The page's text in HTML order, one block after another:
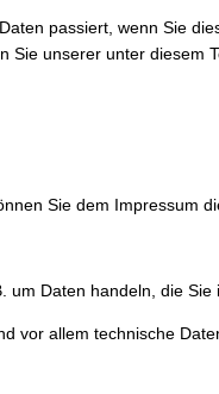
passiert, wenn Sie
unserer unter diesem
Sie dem Impressum
Daten handeln, die Sie
allem technische